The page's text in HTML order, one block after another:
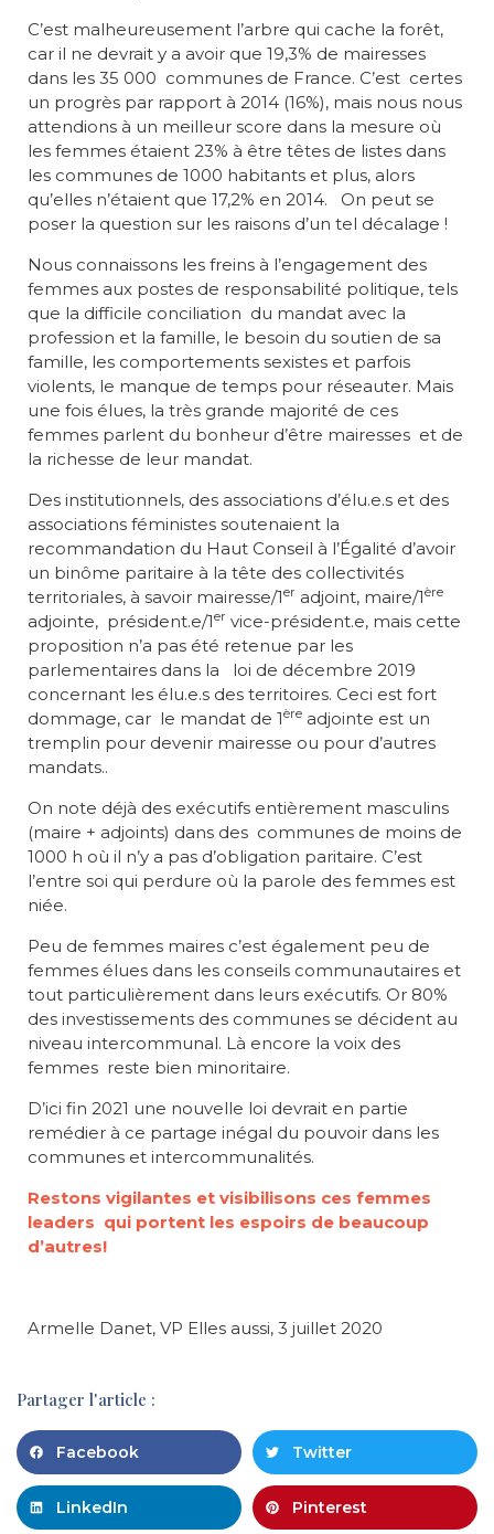
C’est malheureusement l’arbre qui cache la forêt,
car il ne devrait y a avoir que 19,3% de mairesses
dans les 35 000 communes de France. C’est certes
un progrès par rapport à 2014 (16%), mais nous nous
attendions à un meilleur score dans la mesure où
les femmes étaient 23% à être têtes de listes dans
les communes de 1000 habitants et plus, alors
qu’elles n’étaient que 17,2% en 2014. On peut se
poser la question sur les raisons d’un tel décalage !
Nous connaissons les freins à l’engagement des
femmes aux postes de responsabilité politique, tels
que la difficile conciliation du mandat avec la
profession et la famille, le besoin du soutien de sa
famille, les comportements sexistes et parfois
violents, le manque de temps pour réseauter. Mais
une fois élues, la très grande majorité de ces
femmes parlent du bonheur d’être mairesses et de
la richesse de leur mandat.
Des institutionnels, des associations d’élu.e.s et des
associations féministes soutenaient la
recommandation du Haut Conseil à l’Égalité d’avoir
un binôme paritaire à la tête des collectivités
territoriales, à savoir mairesse/1er adjoint, maire/1ère
adjointe, président.e/1er vice-président.e, mais cette
proposition n’a pas été retenue par les
parlementaires dans la loi de décembre 2019
concernant les élu.e.s des territoires. Ceci est fort
dommage, car le mandat de 1ère adjointe est un
tremplin pour devenir mairesse ou pour d’autres
mandats..
On note déjà des exécutifs entièrement masculins
(maire + adjoints) dans des communes de moins de
1000 h où il n’y a pas d’obligation paritaire. C’est
l’entre soi qui perdure où la parole des femmes est
niée.
Peu de femmes maires c’est également peu de
femmes élues dans les conseils communautaires et
tout particulièrement dans leurs exécutifs. Or 80%
des investissements des communes se décident au
niveau intercommunal. Là encore la voix des
femmes reste bien minoritaire.
D’ici fin 2021 une nouvelle loi devrait en partie
remédier à ce partage inégal du pouvoir dans les
communes et intercommunalités.
Restons vigilantes et visibilisons ces femmes
leaders qui portent les espoirs de beaucoup
d’autres!
Armelle Danet, VP Elles aussi, 3 juillet 2020
Partager l'article :
Facebook Twitter
LinkedIn Pinterest